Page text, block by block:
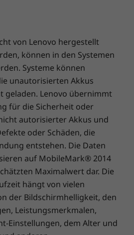
einem optionalen, in den
Es ist zudem zu Ihrer
Kameraabdeckung und
Akku-System für das
Zusätzlich
Datenübertragungen
die Erweiterung des
für einzelne Länder finden
.
(16" Intel)
von Lenovo hergestellt
können in den Systemen
Systeme können
unautorisierten Akkus
geladen. Lenovo übernimmt
für die Sicherheit oder
autorisierter Akkus und
oder Schäden, die
entstehen. Die Daten
auf MobileMark® 2014
Maximalwert dar. Die
hängt von vielen
der Bildschirmhelligkeit, den
Leistungsmerkmalen,
Einstellungen, dem Alter und